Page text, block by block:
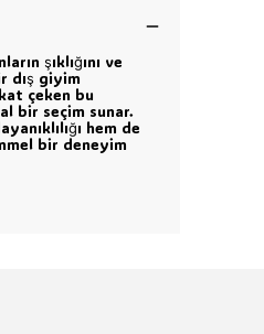
şıklığını ve
dış giyim
çeken bu
bir seçim sunar.
hem de
bir deneyim